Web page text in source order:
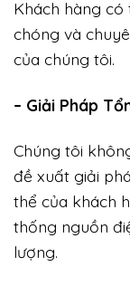
Khách hàng
chóng và
của chúng tôi.
– Giải Pháp
Chúng tôi
đề xuất giải
thể của khách
thống nguồn
lượng.